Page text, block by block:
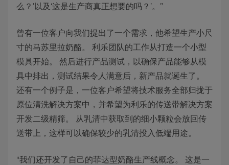
么？’以及‘这是生产商真正想要的吗？’。”
曾有一位客户向我们提出了一个需求，他希望生产小尺
寸的马苏里拉奶酪。 利乐团队的工作从打造一个小型
模具开始。 然后进行产品测试，以确保产品能够从模
具中排出，测试结果令人满意后，新产品就诞生了。
还有一个例子是，一位客户希望将技术服务全部归拢于
原位清洗解决方案中，并希望为利乐的传送带解决方案
开发二级精筛。 从乳清中获取到的细小颗粒会放回传
送带上，这样可以确保较少的乳清投入低端用途。
"我们还开发了自己的菲达型奶酪生产线概念。 这是一